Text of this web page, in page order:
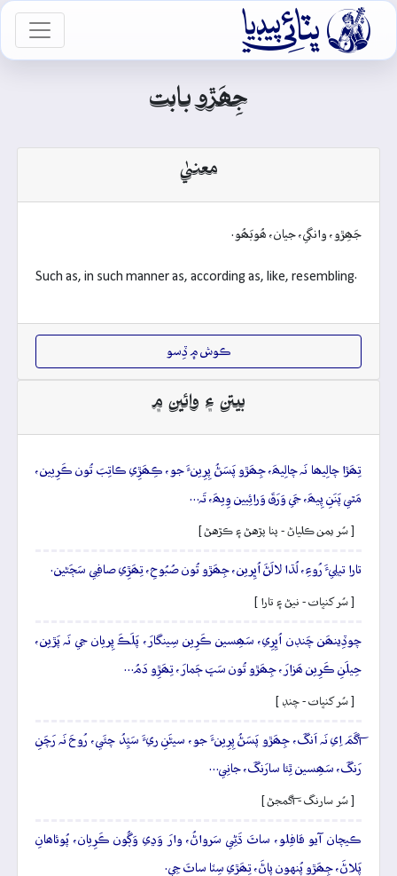

جِھَڙو بابت
معنيٰ
جَھِڙو، وانگي، جيان، ھُوبَھُو.
Such as, in such manner as, according as, like, resembling.
ڪوش ۾ ڏِسو
بيتن ۽ وائين ۾
تِھَڙا چالِيھا نَہ چالِيھَ، جِھَڙو پَسَڻُ پِرِينءَ جو، ڪِھَڙِي ڪاتِبَ تُون ڪَرِيين،
مَٿي پَنَنِ پِيھَ، جَي وَرَقَ وَرائِيين وِيھَ، تَہ…
[ سُر يمن ڪلياڻ - پنا پڙهڻ ۽ ڪڙهڻ ]
تارا تيلِيءَ رُوءِ، لُڌا لالَڻَ اُڀِرين، جِھَڙو تُون صُبُوحِ، تِھَڙِي صافِي سَڄَڻين.
[ سُر کنڀات - نيڻ ۽ تارا ]
چوڏِينھَن چَنڊن اُڀِرِي، سَھِسين ڪَرِين سِينگارَ، پَلَڪَ پِريان جي نَہ پَڙين،
حِيلَنِ ڪَرِين ھَزارَ، جِھَڙو تُون سَڀَ ڄَمارَ، تِھَڙِو دَمُ…
[ سُر کنڀات - چنڊ ]
آگَمَ اِي نَہ اَنگَ، جِھَڙو پَسَڻُ پِرِينءَ جو، سيڻَنِ ريءَ سَيِّدُ چئَي، رُوحَ نَہ رَچَنِ
رَنگَ، سَھِسين ٿِئا سارَنگَ، جانِي…
[ سُر سارنگ - آگمجڻ ]
ڪيچان آيو قافِلو، ساٿَ ڌَڻِي سَرواڻُ، وارَ وَڍي وَڳُون ڪَرِيان، پُوئاھانِ
پَلاڻَ، جِھَڙو پُنهون پاڻَ، تِھَڙِي سِٽا ساٿَ جِي.